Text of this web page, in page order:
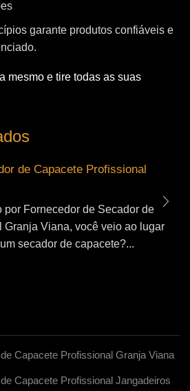
garante produtos confiáveis e
mesmo e tire todas as suas
de Capacete Profissional
por Fornecedor de Secador de
Viana, você veio ao lugar
secador de capacete?...
Capacete Profissional Granja Viana
Capacete Profissional Jangadeiros